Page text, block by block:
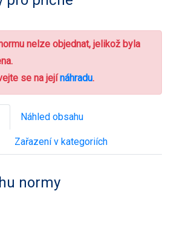
nelze objednat, jelikož byla
se na jejínáhradu.
Náhled obsahu
Zařazení v kategoriích
normy